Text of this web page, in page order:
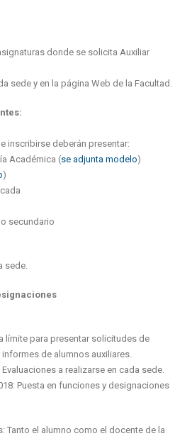
donde se solicita Auxiliar
sede y en la página Web de la Facultad.
inscribirse deberán presentar:
Académica (se adjunta modelo)
)
secundario
sede.
límite para presentar solicitudes de
de alumnos auxiliares.
a realizarse en cada sede.
Puesta en funciones y designaciones
Tanto el alumno como el docente de la